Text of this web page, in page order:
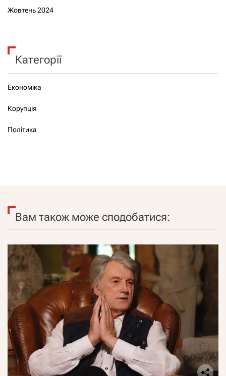
Жовтень 2024
Категорії
Економіка
Корупція
Політика
Вам також може сподобатися: